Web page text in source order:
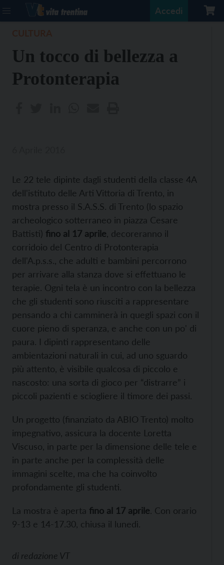
Accedi
Un tocco di bellezza a
Protonterapia
Le 22 tele dipinte dagli studenti della classe 4A
dell'istituto delle Arti Vittoria di Trento, in
mostra presso il S.A.S.S. di Trento (lo spazio
archeologico sotterraneo in piazza Cesare
Battisti) fino al 17 aprile , decoreranno il
corridoio del Centro di Protonterapia
dell'A.p.s.s., che adulti e bambini percorrono
per arrivare alla stanza dove si effettuano le
terapie. Ogni tela è un incontro con la bellezza
che gli studenti sono riusciti a rappresentare
pensando a chi camminerà in quegli spazi con il
cuore pieno di speranza, e anche con un po' di
paura. I dipinti rappresentano delle
ambientazioni naturali in cui, ad uno sguardo
più attento, è visibile qualcosa di piccolo e
nascosto: una sorta di gioco per “distrarre” i
piccoli pazienti e sciogliere il timore dei passi.
Un progetto (finanziato da ABIO Trento) molto
impegnativo, assicura la docente Loretta
Viscuso, in parte per la dimensione delle tele e
in parte anche per la complessità delle
immagini scelte, ma che ha coinvolto
profondamente gli studenti.
La mostra è aperta fino al 17 aprile. Con orario
9-13 e 14-17.30, chiusa il lunedì.
di redazione VT